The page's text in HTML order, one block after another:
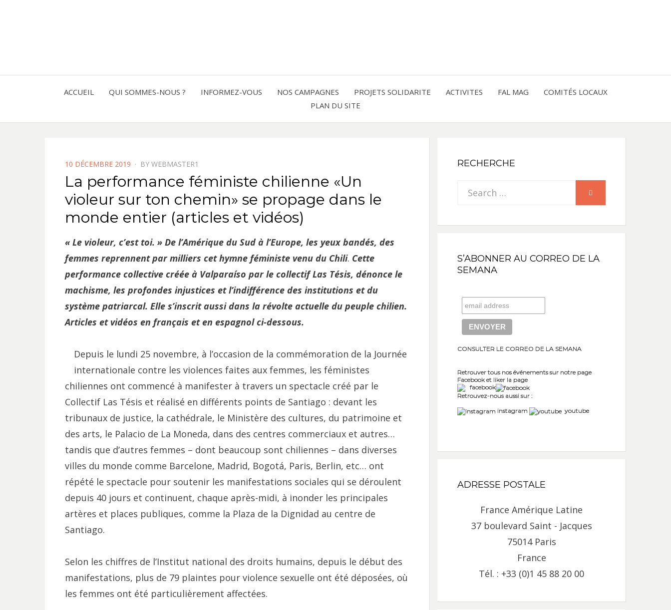
AMERIQUE
LATINE
ACCUEIL QUI SOMMES-NOUS ? INFORMEZ-VOUS NOS CAMPAGNES PROJETS SOLIDARITE ACTIVITES FAL MAG
COMITÉS LOCAUX
PLAN DU SITE
POSTED
ON
10 DÉCEMBRE 2019 BY WEBMASTER1
La performance féministe chilienne «Un
violeur sur ton chemin» se propage dans le
monde entier (articles et vidéos)
« Le violeur, c’est toi. » De l’Amérique du Sud à l’Europe, les yeux bandés, des
femmes reprennent par milliers cet hymne féministe venu du Chili. Cette
performance collective créée à Valparaíso par le collectif Las Tésis, dénonce le
machisme, les profondes injustices et l’indifférence des institutions et du
système patriarcal. Elle s’inscrit aussi dans la révolte actuelle du peuple chilien.
Articles et vidéos en français et en espagnol ci-dessous.
Depuis le lundi 25 novembre, à l’occasion de la commémoration de la Journée
internationale contre les violences faites aux femmes, les féministes
chiliennes ont commencé à manifester à travers un spectacle créé par le
Collectif Las Tésis et réalisé en différents points de Santiago : devant les
tribunaux de justice, la cathédrale, le Ministère des cultures, du patrimoine et
des arts, le Palacio de La Moneda, dans des centres commerciaux et autres…
tandis que d’autres femmes – dont beaucoup sont chiliennes – dans diverses
villes du monde comme Barcelone, Madrid, Bogotá, Paris, Berlin, etc… ont
répété le spectacle pour soutenir les manifestations sociales qui se déroulent
depuis 40 jours et continuent, chaque après-midi, à inonder les principales
artères et places publiques, comme la Plaza de la Dignidad au centre de
Santiago.
Selon les chiffres de l’Institut national des droits humains, depuis le début des
manifestations, plus de 79 plaintes pour violence sexuelle ont été déposées, où
les femmes ont été particulièrement affectées.
RECHERCHE
Search
S’ABONNER AU CORREO DE LA
SEMANA
CONSULTER LE CORREO DE LA SEMANA
Retrouver tous nos événements sur notre page
Facebook et liker la page
facebook
Retrouvez-nous aussi sur :
instagram
youtube
ADRESSE POSTALE
France Amérique Latine
37 boulevard Saint - Jacques
75014 Paris
France
Tél. : +33 (0)1 45 88 20 00